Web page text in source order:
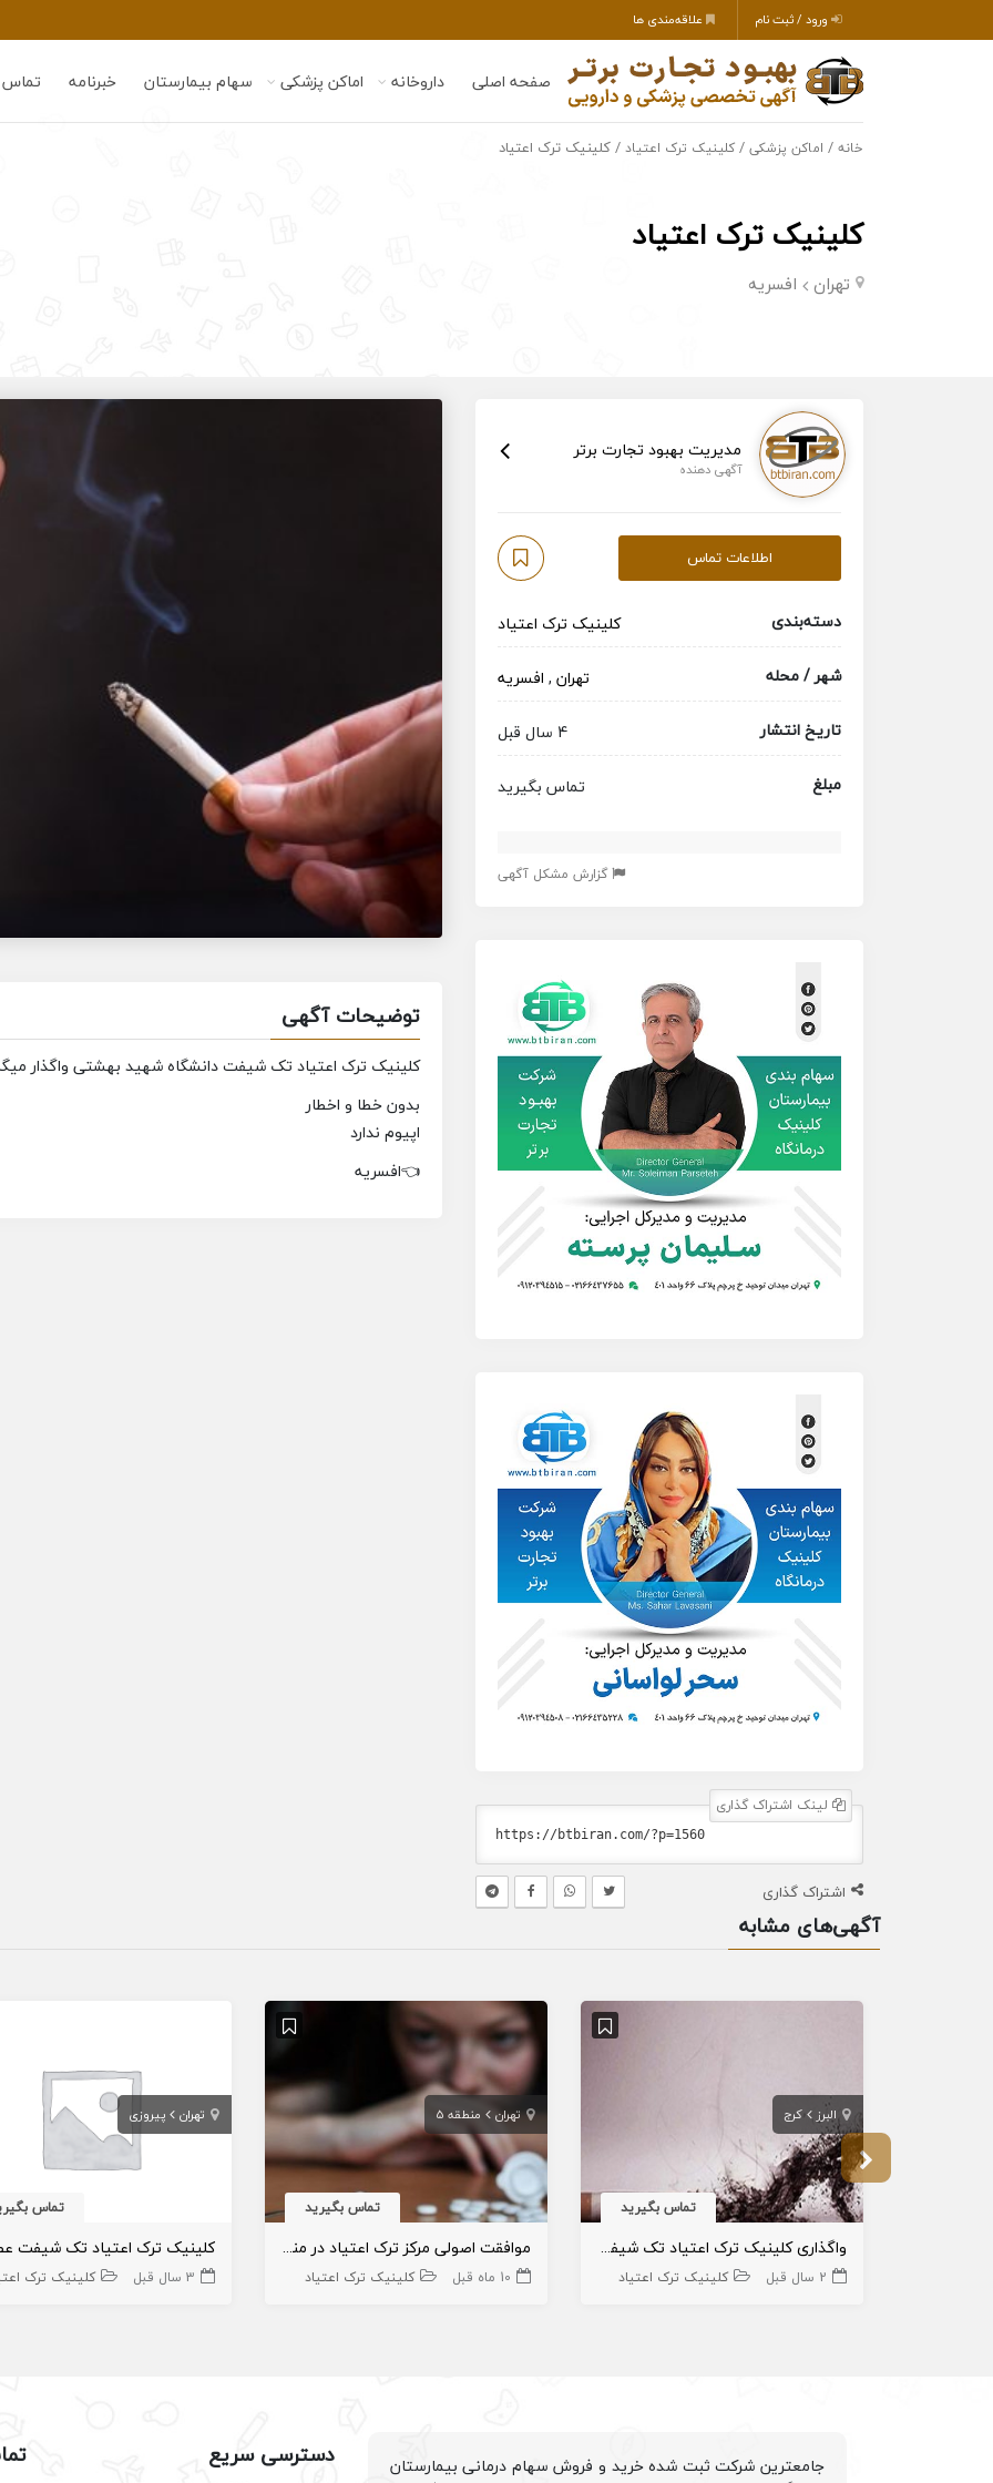
ورود / ثبت نام علاقه‌مندی ها
صفحه اصلی داروخانه اماکن پزشکی سهام بیمارستان خبرنامه تماس
خانه / اماکن پزشکی / کلینیک ترک اعتیاد / کلینیک ترک اعتیاد
کلینیک ترک اعتیاد
تهران افسریه
مدیریت بهبود تجارت برتر
آگهی دهنده
اطلاعات تماس
دسته‌بندی
کلینیک ترک اعتیاد
شهر / محله
تهران , افسریه
تاریخ انتشار
4 سال قبل
مبلغ
تماس بگیرید
گزارش مشکل آگهی
لینک اشتراک گذاری
اشتراک گذاری
توضیحات آگهی
کلینیک ترک اعتیاد تک شیفت دانشگاه شهید بهشتی واگذار
بدون خطا و اخطار
اپیوم ندارد
👈افسریه
آگهی‌های مشابه
البرز کرج
تماس بگیرید
واگذاری کلینیک ترک اعتیاد تک شیفت در کرج
2 سال قبل کلینیک ترک اعتیاد
تهران منطقه 5
تماس بگیرید
موافقت اصولی مرکز ترک اعتیاد در منطقه 5
10 ماه قبل کلینیک ترک اعتیاد
تهران پیروزی
تماس
3 سال قبل کلینیک ترک
جامعترین شرکت ثبت شده خرید و فروش سهام درمانی بیمارستان
دسترسی سریع